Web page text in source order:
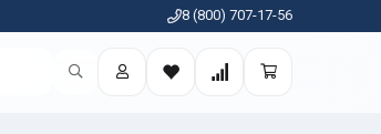
8 (800) 707-17-56